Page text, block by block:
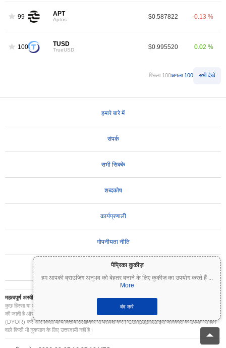
पैप्रिका कुकीज़
हम आपकी ब्राउज़िंग अनुभव को बेहतर बनाने के लिए कुकीज़ का उपयोग करते हैं ...
More
बंद करे
99 APT
Aptos $0.587822 -0.13 %
100 TUSD
TrueUSD $0.995520 0.02 %
पिछला 100अगला 100 सभी देखें
हमारे बारे में
संपर्क
सभी सिक्के
शब्दकोष
कार्यप्रणाली
गोपनीयता नीति
उपयोग की शर्तें
महत्वपूर्ण अस्वीकरण:
क्रिप्टोकरेंसी अत्यधिक अस्थिर हैं और इनमें महत्वपूर्ण जोखिम शामिल है। आप अपने निवेश का
कुछ हिस्सा या पूरा निवेश खो सकते हैं। Coinpaprika पर सभी जानकारी केवल सूचनात्मक उद्देश्यों के लिए प्रदान
की जाती है और यह वित्तीय या निवेश सलाह नहीं है। निवेश के निर्णय लेने से पहले हमेशा अपना स्वयं का शोध
(DYOR) करें और किसी योग्य वित्तीय सलाहकार से परामर्श करें। Coinpaprika इस जानकारी के उपयोग से होने
वाले किसी भी नुकसान के लिए उत्तरदायी नहीं है।